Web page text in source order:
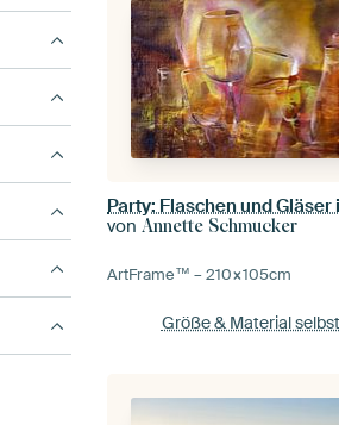
Party: Flaschen und Gläser
vonAnnette Schmucker
ArtFrame™ –210×105cm
Größe & Material